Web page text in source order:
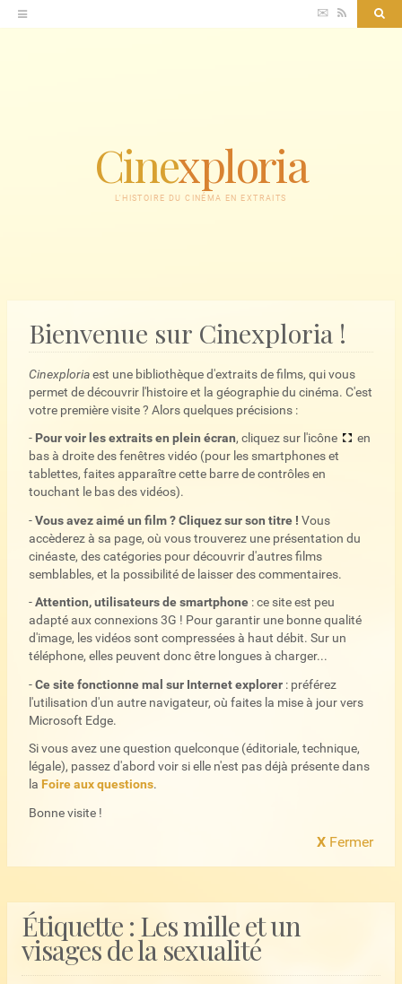
Accéder
au
✉ RSS
Cinexploria
L'HISTOIRE DU CINÉMA EN EXTRAITS
Bienvenue sur Cinexploria !
Cinexploriaest une bibliothèque d'extraits de films, qui vous
permet de découvrir l'histoire et la géographie du cinéma. C'est
votre première visite ? Alors quelques précisions :
- Pour voir les extraits en plein écran, cliquez sur l'icône
en
bas à droite des fenêtres vidéo (pour les smartphones et
tablettes, faites apparaître cette barre de contrôles en
touchant le bas des vidéos).
-Vous avez aimé un film ? Cliquez sur son titre ! Vous
accèderez à sa page, où vous trouverez une présentation du
cinéaste, des catégories pour découvrir d'autres films
semblables, et la possibilité de laisser des commentaires.
-Attention, utilisateurs de smartphone : ce site est peu
adapté aux connexions 3G ! Pour garantir une bonne qualité
d'image, les vidéos sont compressées à haut débit. Sur un
téléphone, elles peuvent donc être longues à charger...
-Ce site fonctionne mal sur Internet explorer : préférez
l'utilisation d'un autre navigateur, où faites la mise à jour vers
Microsoft Edge.
Si vous avez une question quelconque (éditoriale, technique,
légale), passez d'abord voir si elle n'est pas déjà présente dans
la Foire aux questions.
Bonne visite !
X Fermer
Étiquette : Les mille et un
visages de la sexualité